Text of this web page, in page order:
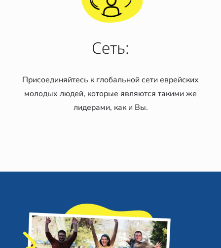
Сеть:
Присоединяйтесь к глобальной сети еврейских
молодых людей, которые являются такими же
лидерами, как и Вы.